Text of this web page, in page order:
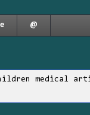
@
medical